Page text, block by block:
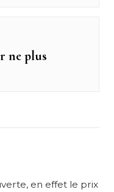
ne plus
en effet le prix